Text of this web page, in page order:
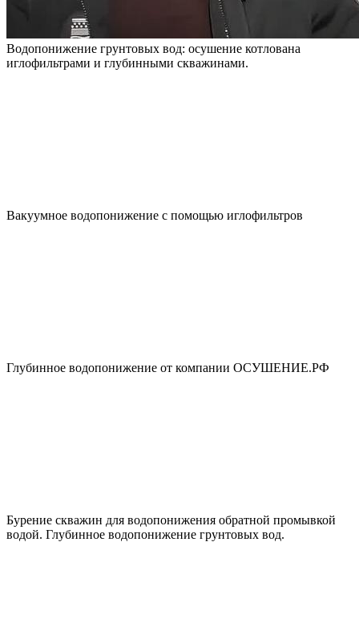
Водопонижение грунтовых вод: осушение котлована
иглофильтрами и глубинными скважинами.
Вакуумное водопонижение с помощью иглофильтров
Глубинное водопонижение от компании ОСУШЕНИЕ.РФ
Бурение скважин для водопонижения обратной промывкой
водой. Глубинное водопонижение грунтовых вод.